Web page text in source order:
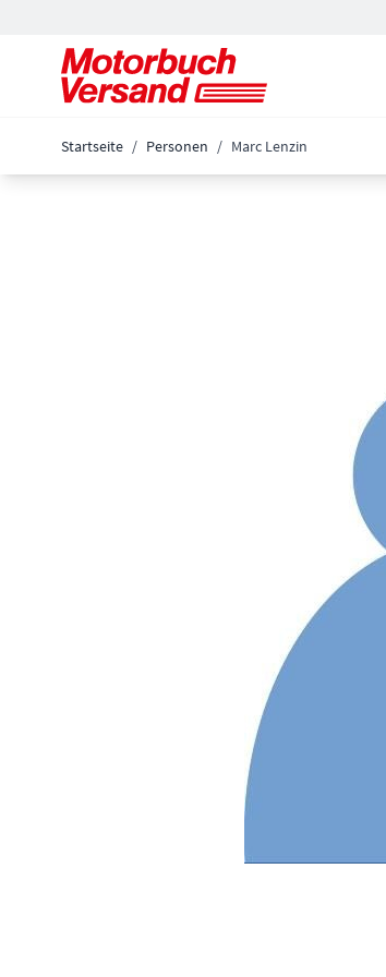
Startseite / Personen / Marc Lenzin